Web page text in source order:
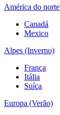
América do norte
Canadá
Mexico
Alpes (Inverno)
França
Itália
Suíça
Europa (Verão)